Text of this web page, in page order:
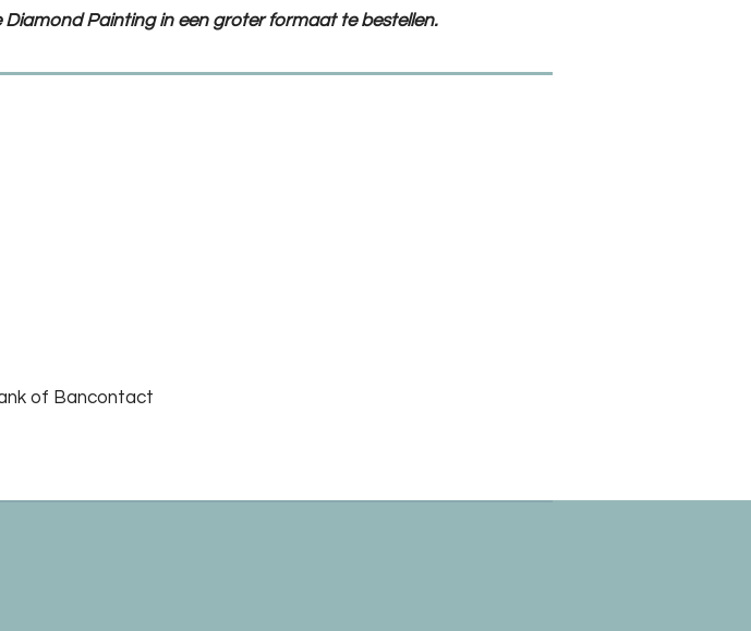
Painting in een groter formaat te bestellen.
of Bancontact